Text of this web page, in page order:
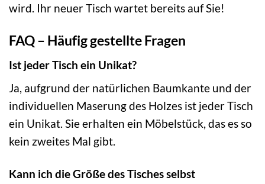
wird. Ihr neuer Tisch wartet bereits auf Sie!
FAQ – Häufig gestellte Fragen
Ist jeder Tisch ein Unikat?
Ja, aufgrund der natürlichen Baumkante und der
individuellen Maserung des Holzes ist jeder Tisch
ein Unikat. Sie erhalten ein Möbelstück, das es so
kein zweites Mal gibt.
Kann ich die Größe des Tisches selbst